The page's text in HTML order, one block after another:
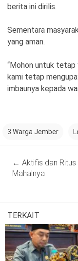
2026
News
Indonesia
.
Reserve
berita ini dirilis.
Sementara
yang aman.
“Mohon untuk tetap
kami tetap
imbaunya kepada
3 Warga Jember
navigation
← Aktifis dan Ritus
Mahalnya
TERKAIT